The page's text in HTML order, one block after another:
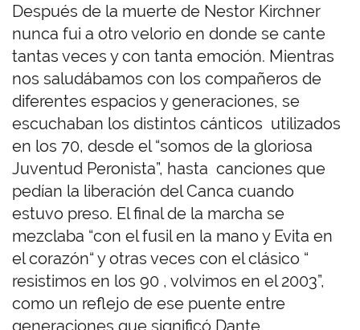
Después de la muerte de Nestor Kirchner
nunca fui a otro velorio en donde se cante
tantas veces y con tanta emoción. Mientras
nos saludábamos con los compañeros de
diferentes espacios y generaciones, se
escuchaban los distintos cánticos utilizados
en los 70, desde el “somos de la gloriosa
Juventud Peronista”, hasta canciones que
pedían la liberación del Canca cuando
estuvo preso. El final de la marcha se
mezclaba “con el fusil en la mano y Evita en
el corazón“ y otras veces con el clásico “
resistimos en los 90 , volvimos en el 2003”,
como un reflejo de ese puente entre
generaciones que significó Dante.